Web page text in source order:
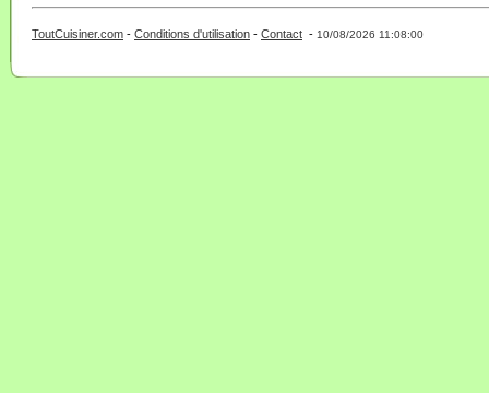
ToutCuisiner.com - Conditions d'utilisation - Contact - 10/08/2026 11:08:00